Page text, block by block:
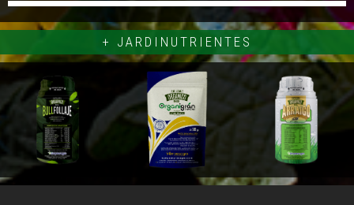
+ JARDINUTRIENTES